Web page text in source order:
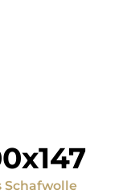
Schafwolle